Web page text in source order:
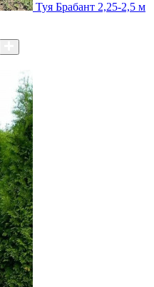
Туя Брабант 2,25-2,5 м